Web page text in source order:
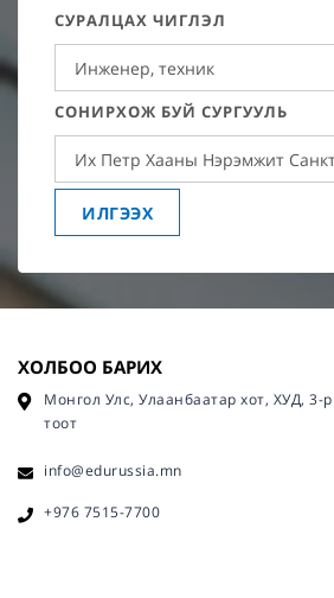
СУРАЛЦАХ ЧИГЛЭЛ
СОНИРХОЖ БУЙ СУРГУУЛЬ
ИЛГЭЭХ
ХОЛБОО БАРИХ
Монгол Улс, Улаанбаатар хот, ХУД, 3-
тоот
info@edurussia.mn
+976 7515-7700